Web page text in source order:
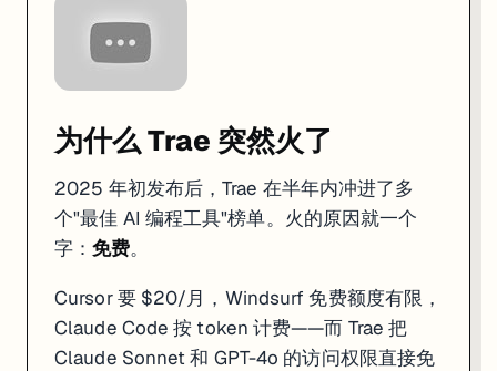
我的选择建议：
预算为零、想体验 AI 编程 →
想要最流畅的 Agent 体验 →Windsurf（Cascade 的多步执行更
纯终端用户、不想离开 shell →Claude Code
谁适合用 Trae
：
学生和在学编程的人——零成本试错
独立开发者做 MVP 原型——Builder Mode 几分钟出项目
想从 Figma 稿快速生成代码的前端开发——多模态输入支持截图
已经用 VS Code 的人——设置和插件可以直接导入
为什么 Trae 突然火了
2025 年初发布后，Trae 在半年内冲进了多
个"最佳 AI 编程工具"榜单。火的原因就一个
字：免费。
Cursor 要 $20/月，Windsurf 免费额度有限，
Claude Code 按 token 计费——而 Trae 把
Claude Sonnet 和 GPT-4o 的访问权限直接免